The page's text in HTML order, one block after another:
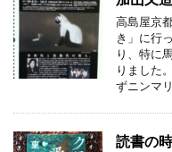
高島屋京
き」に行
り、特に
りました
ずニンマ
読書の